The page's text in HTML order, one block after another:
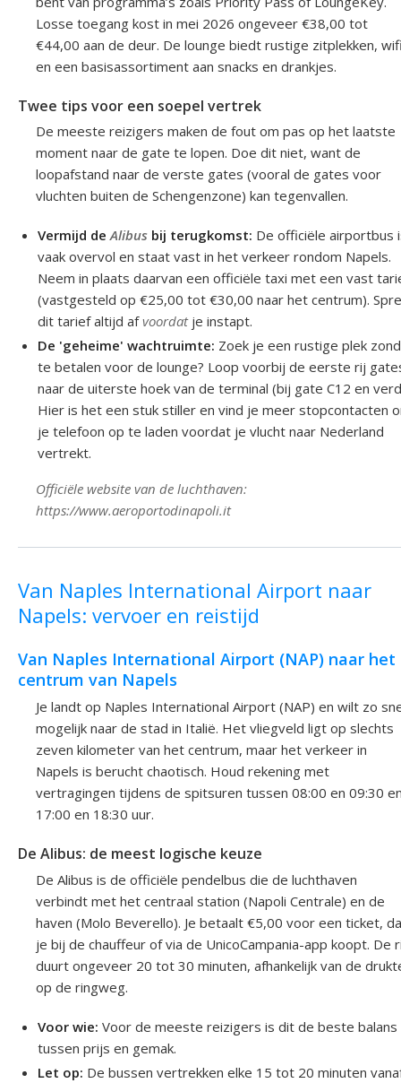
Losse toegang kost in mei 2026 ongeveer €38,00 tot
€44,00 aan de deur. De lounge biedt rustige zitplekken,
en een basisassortiment aan snacks en drankjes.
Twee tips voor een soepel vertrek
De meeste reizigers maken de fout om pas op het laatste
moment naar de gate te lopen. Doe dit niet, want de
loopafstand naar de verste gates (vooral de gates voor
vluchten buiten de Schengenzone) kan tegenvallen.
Vermijd deAlibus bij terugkomst: De officiële airportbus
vaak overvol en staat vast in het verkeer rondom Napels.
Neem in plaats daarvan een officiële taxi met een vast
(vastgesteld op €25,00 tot €30,00 naar het centrum).
dit tarief altijd afvoordatje instapt.
De 'geheime' wachtruimte: Zoek je een rustige plek
te betalen voor de lounge? Loop voorbij de eerste rij
naar de uiterste hoek van de terminal (bij gate C12 en
Hier is het een stuk stiller en vind je meer stopcontacten
je telefoon op te laden voordat je vlucht naar Nederland
vertrekt.
Officiële website van de luchthaven:
https://www.aeroportodinapoli.it
Van Naples International Airport naar
Napels: vervoer en reistijd
Van Naples International Airport (NAP) naar het
centrum van Napels
Je landt op Naples International Airport (NAP) en wilt zo
mogelijk naar de stad in Italië. Het vliegveld ligt op slechts
zeven kilometer van het centrum, maar het verkeer in
Napels is berucht chaotisch. Houd rekening met
vertragingen tijdens de spitsuren tussen 08:00 en 09:30
17:00 en 18:30 uur.
De Alibus: de meest logische keuze
De Alibus is de officiële pendelbus die de luchthaven
verbindt met het centraal station (Napoli Centrale) en de
haven (Molo Beverello). Je betaalt €5,00 voor een ticket,
je bij de chauffeur of via de UnicoCampania-app koopt. De
duurt ongeveer 20 tot 30 minuten, afhankelijk van de
op de ringweg.
Voor wie: Voor de meeste reizigers is dit de beste balans
tussen prijs en gemak.
Let op: De bussen vertrekken elke 15 tot 20 minuten